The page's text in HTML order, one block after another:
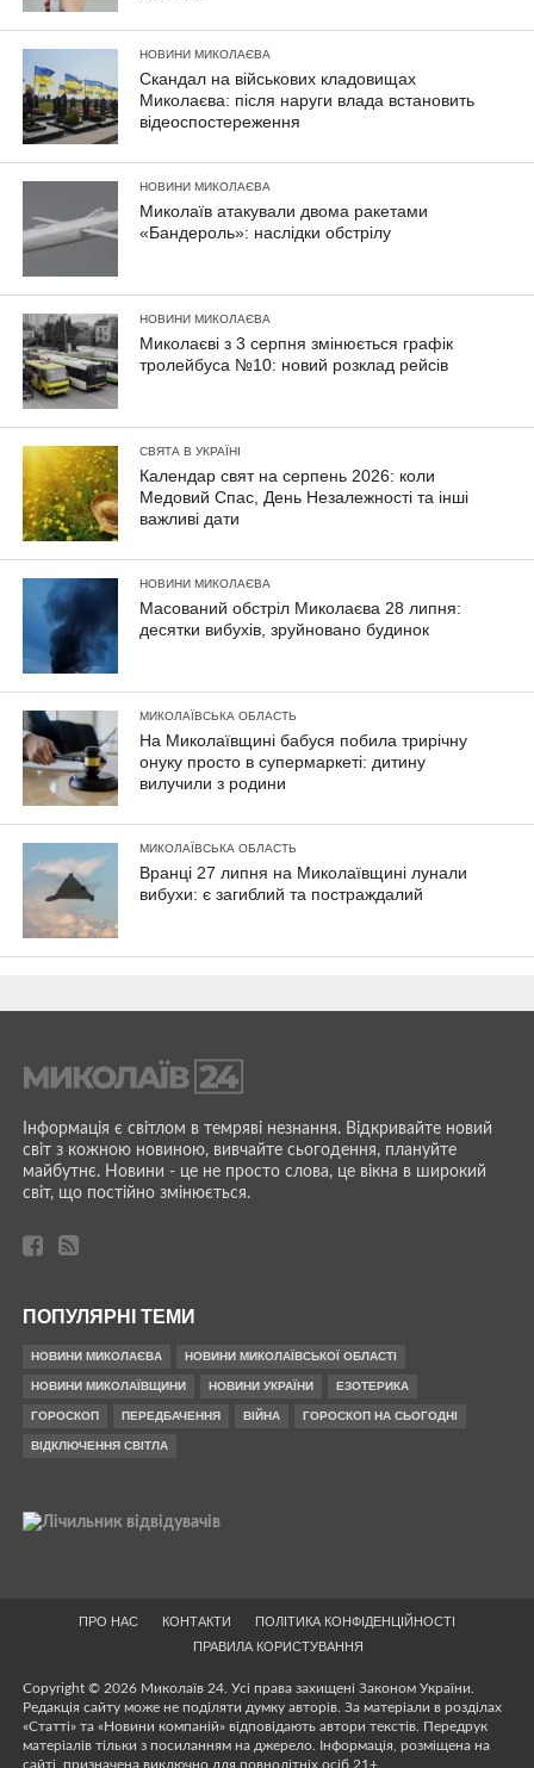
НОВИНИ МИКОЛАЄВА
Скандал на військових кладовищах
Миколаєва: після наруги влада встановить
відеоспостереження
НОВИНИ МИКОЛАЄВА
Миколаїв атакували двома ракетами
«Бандероль»: наслідки обстрілу
НОВИНИ МИКОЛАЄВА
Миколаєві з 3 серпня змінюється графік
тролейбуса №10: новий розклад рейсів
СВЯТА В УКРАЇНІ
Календар свят на серпень 2026: коли
Медовий Спас, День Незалежності та інші
важливі дати
НОВИНИ МИКОЛАЄВА
Масований обстріл Миколаєва 28 липня:
десятки вибухів, зруйновано будинок
МИКОЛАЇВСЬКА ОБЛАСТЬ
На Миколаївщині бабуся побила трирічну
онуку просто в супермаркеті: дитину
вилучили з родини
МИКОЛАЇВСЬКА ОБЛАСТЬ
Вранці 27 липня на Миколаївщині лунали
вибухи: є загиблий та постраждалий
Інформація є світлом в темряві незнання. Відкривайте новий
світ з кожною новиною, вивчайте сьогодення, плануйте
майбутнє. Новини - це не просто слова, це вікна в широкий
світ, що постійно змінюється.
ПОПУЛЯРНІ ТЕМИ
НОВИНИ МИКОЛАЄВА НОВИНИ МИКОЛАЇВСЬКОЇ ОБЛАСТІ
НОВИНИ МИКОЛАЇВЩИНИ НОВИНИ УКРАЇНИ ЕЗОТЕРИКА
ГОРОСКОП ПЕРЕДБАЧЕННЯ ВІЙНА ГОРОСКОП НА СЬОГОДНІ
ВІДКЛЮЧЕННЯ СВІТЛА
ПРО НАС КОНТАКТИ
ПОЛІТИКА КОНФІДЕНЦІЙНОСТІ
ПРАВИЛА КОРИСТУВАННЯ
Copyright © 2026 Миколаїв 24. Усі права захищені Законом України.
Редакція сайту може не поділяти думку авторів. За матеріали в розділах
«Статті» та «Новини компаній» відповідають автори текстів. Передрук
матеріалів тільки з посиланням на джерело. Інформація, розміщена на
сайті, призначена виключно для повнолітніх осіб 21+.